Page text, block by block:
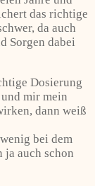
das richtige
da auch
Sorgen dabei
Dosierung
mir mein
dann weiß
bei dem
ja auch schon